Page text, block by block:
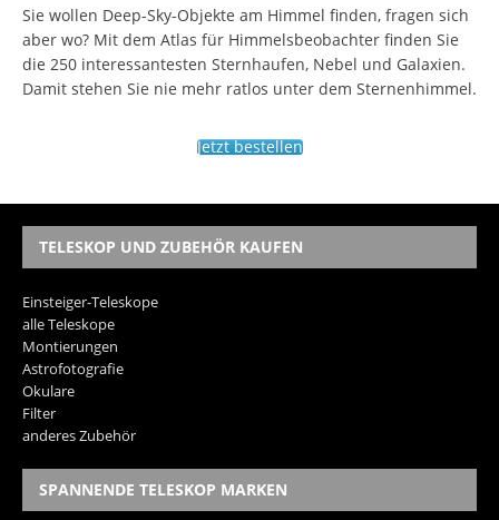
Sie wollen Deep-Sky-Objekte am Himmel finden, fragen sich
aber wo? Mit dem Atlas für Himmelsbeobachter finden Sie
die 250 interessantesten Sternhaufen, Nebel und Galaxien.
Damit stehen Sie nie mehr ratlos unter dem Sternenhimmel.
Jetzt bestellen
TELESKOP UND ZUBEHÖR KAUFEN
Einsteiger-Teleskope
alle Teleskope
Montierungen
Astrofotografie
Okulare
Filter
anderes Zubehör
SPANNENDE TELESKOP MARKEN